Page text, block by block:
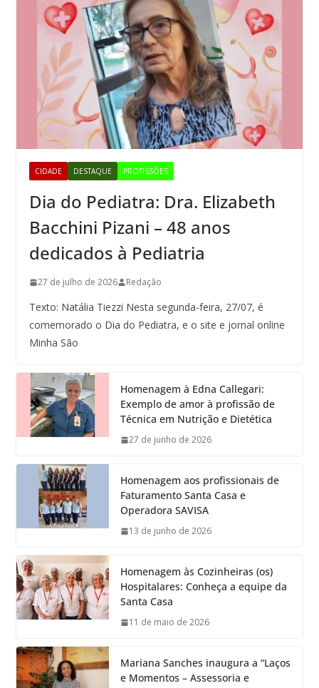
CIDADE DESTAQUE PROFISSÕES
Dia do Pediatra: Dra. Elizabeth
Bacchini Pizani – 48 anos
dedicados à Pediatria
27 de julho de 2026 Redação
Texto: Natália Tiezzi Nesta segunda-feira, 27/07, é
comemorado o Dia do Pediatra, e o site e jornal online
Minha São
Homenagem à Edna Callegari:
Exemplo de amor à profissão de
Técnica em Nutrição e Dietética
27 de junho de 2026
Homenagem aos profissionais de
Faturamento Santa Casa e
Operadora SAVISA
13 de junho de 2026
Homenagem às Cozinheiras (os)
Hospitalares: Conheça a equipe da
Santa Casa
11 de maio de 2026
Mariana Sanches inaugura a “Laços
e Momentos – Assessoria e